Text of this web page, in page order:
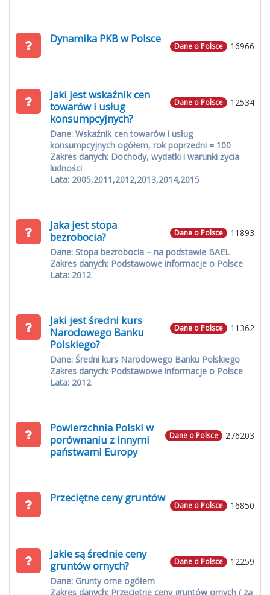
16966
Dane o Polsce
Dynamika PKB w Polsce
12534
Dane o Polsce
Jaki jest wskaźnik cen
towarów i usług
konsumpcyjnych?
Dane: Wskaźnik cen towarów i usług
konsumpcyjnych ogółem, rok poprzedni = 100
Zakres danych: Dochody, wydatki i warunki życia
ludności
Lata: 2005,2011,2012,2013,2014,2015
11893
Dane o Polsce
Jaka jest stopa
bezrobocia?
Dane: Stopa bezrobocia – na podstawie BAEL
Zakres danych: Podstawowe informacje o Polsce
Lata: 2012
11362
Dane o Polsce
Jaki jest średni kurs
Narodowego Banku
Polskiego?
Dane: Średni kurs Narodowego Banku Polskiego
Zakres danych: Podstawowe informacje o Polsce
Lata: 2012
276203
Dane o Polsce
Powierzchnia Polski w
porównaniu z innymi
państwami Europy
16850
Dane o Polsce
Przeciętne ceny gruntów
12259
Dane o Polsce
Jakie są średnie ceny
gruntów ornych?
Dane: Grunty orne ogółem
Zakres danych: Przeciętne ceny gruntów ornych ( za